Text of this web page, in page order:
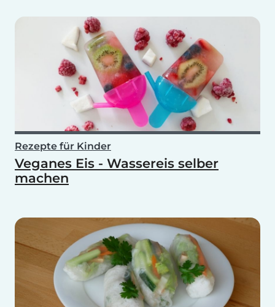
Rezepte für Kinder
Veganes Eis - Wassereis selber
machen